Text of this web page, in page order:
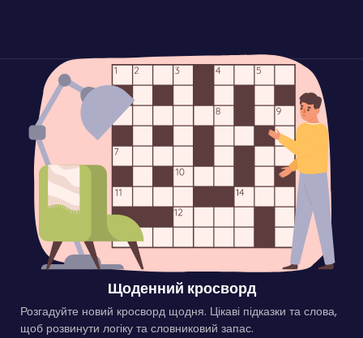
Щоденний кросворд
Розгадуйте новий кросворд щодня. Цікаві підказки та слова,
щоб розвинути логіку та словниковий запас.